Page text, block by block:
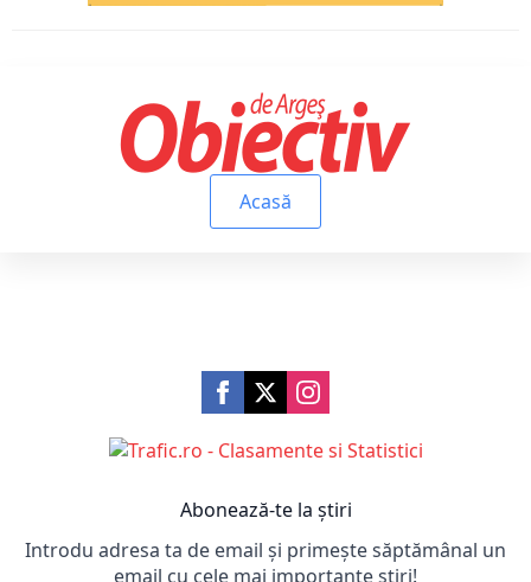
Acasă
Abonează-te la știri
Introdu adresa ta de email și primește săptămânal un
email cu cele mai importante știri!